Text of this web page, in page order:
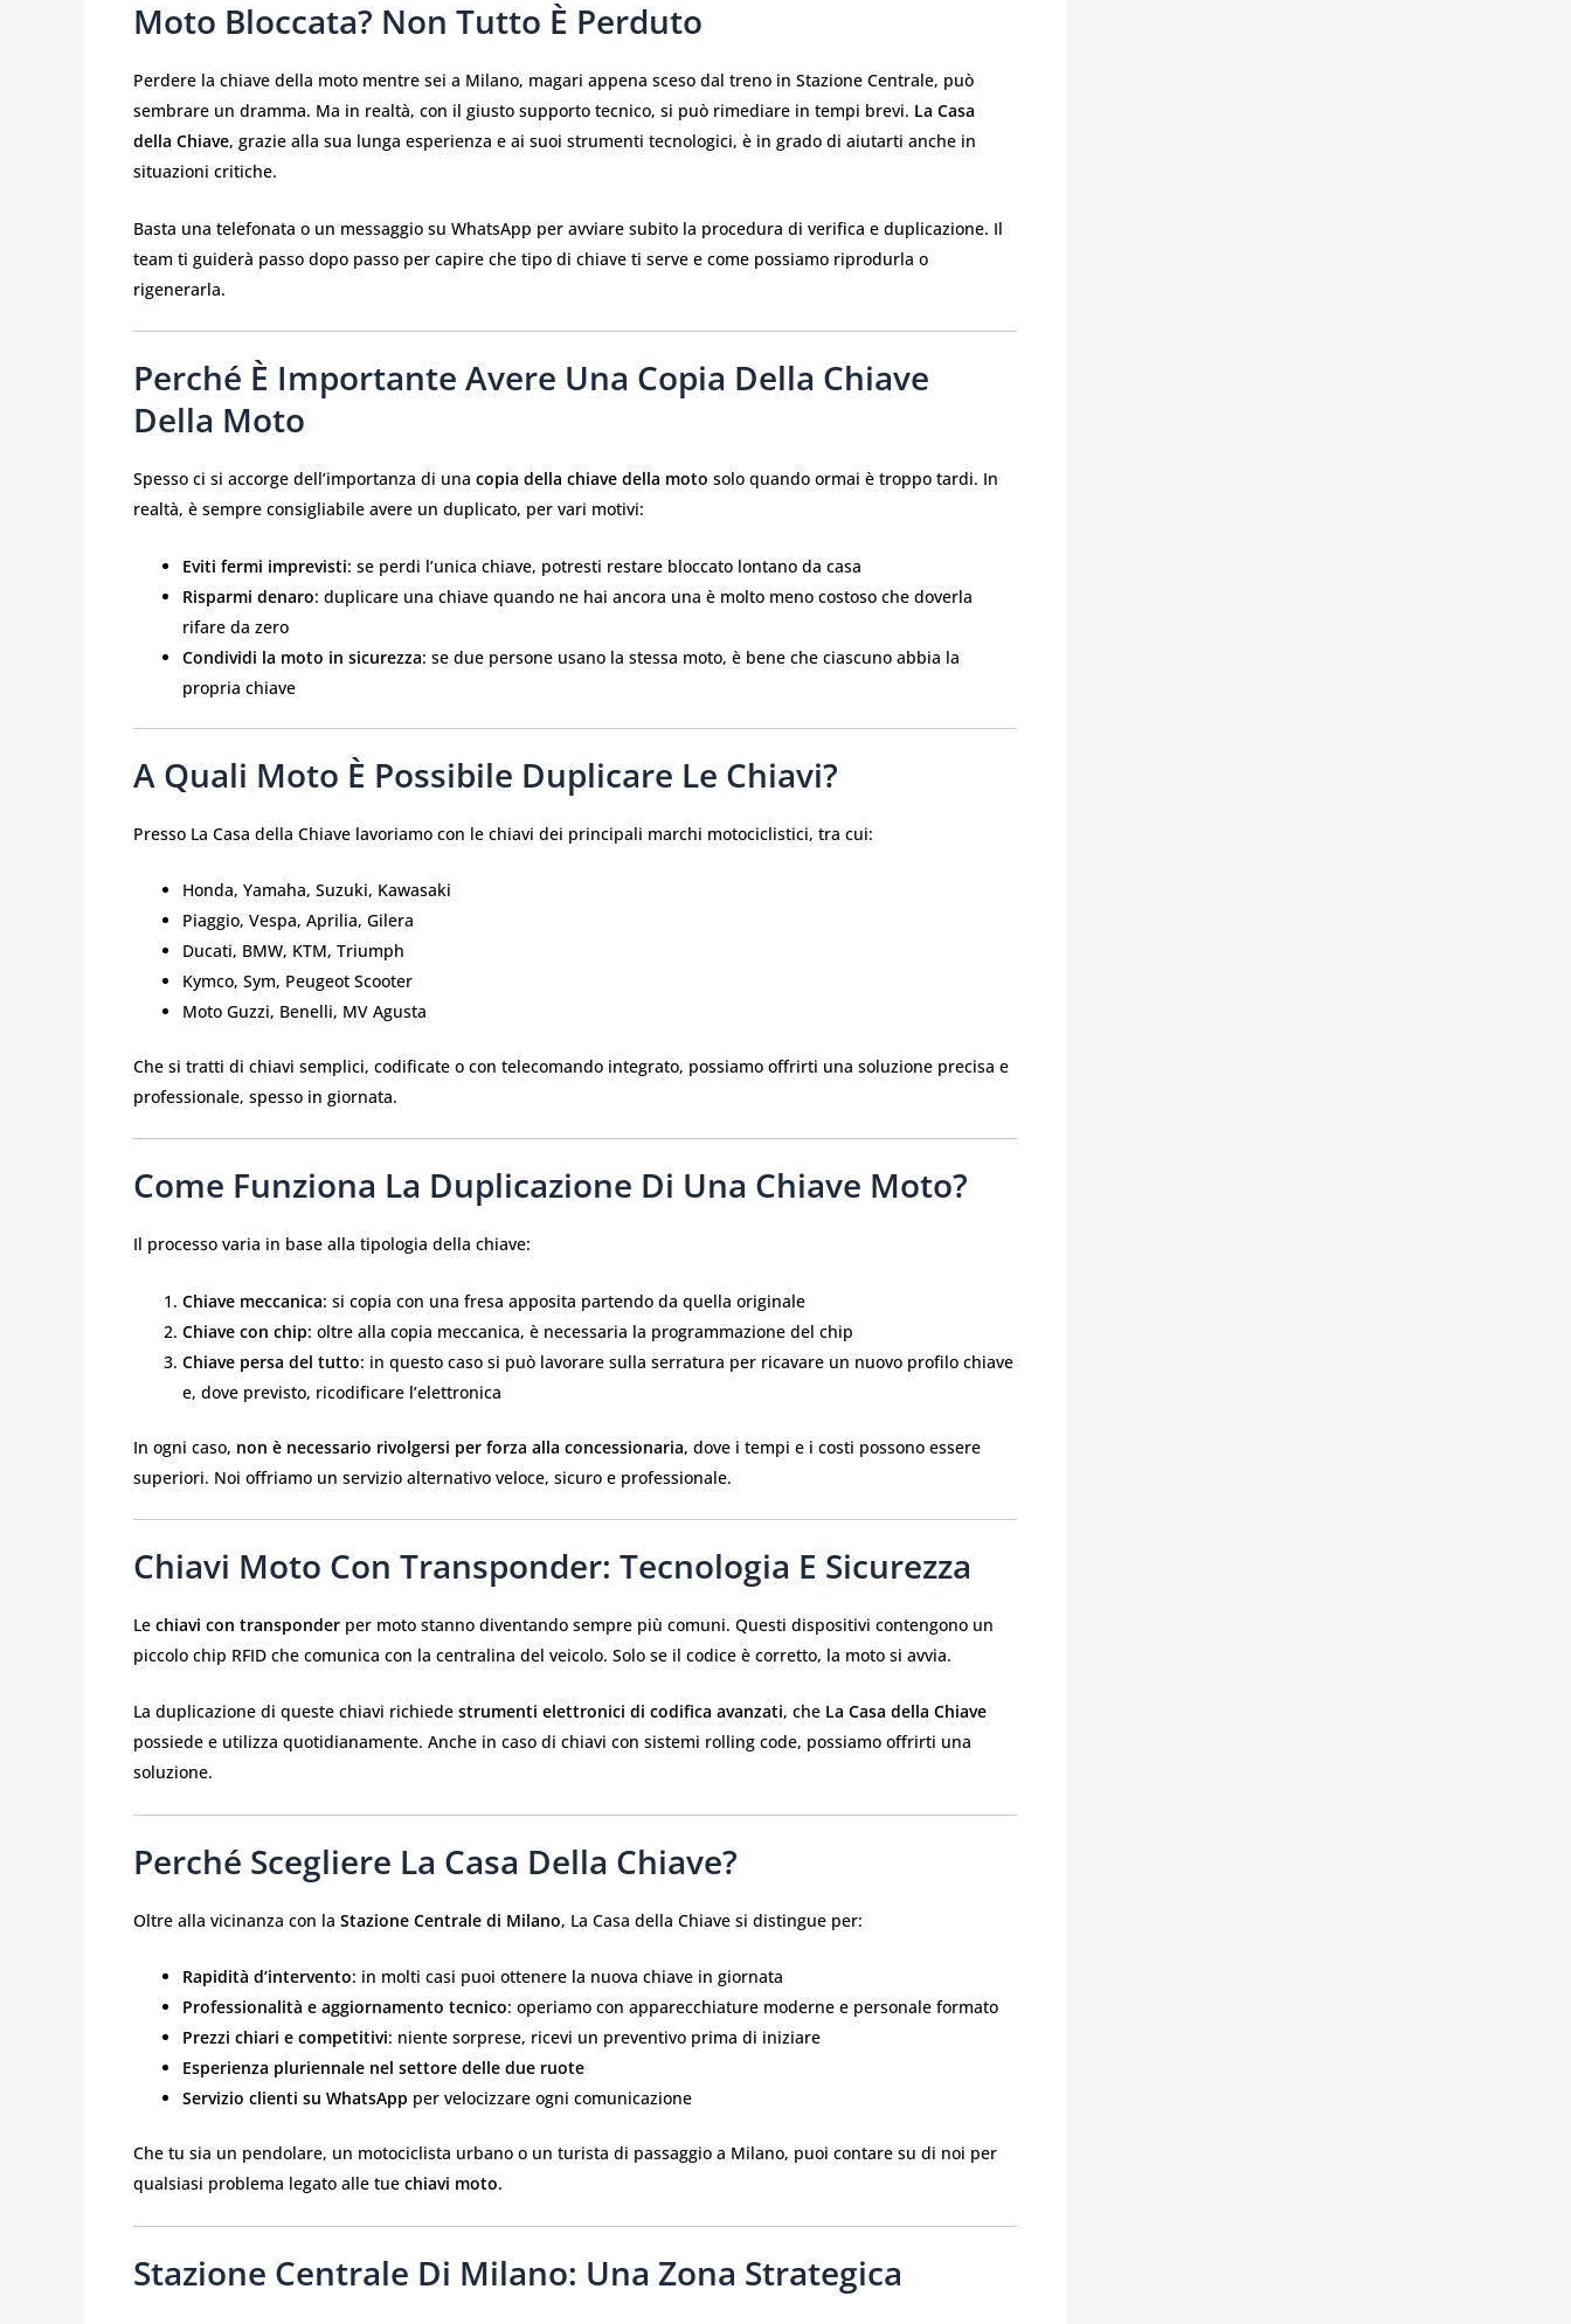
Moto Bloccata? Non Tutto È Perduto
Perdere la chiave della moto mentre sei a Milano, magari appena sceso dal treno in Stazione Centrale, può
sembrare un dramma. Ma in realtà, con il giusto supporto tecnico, si può rimediare in tempi brevi. La Casa
della Chiave, grazie alla sua lunga esperienza e ai suoi strumenti tecnologici, è in grado di aiutarti anche in
situazioni critiche.
Basta una telefonata o un messaggio su WhatsApp per avviare subito la procedura di verifica e duplicazione. Il
team ti guiderà passo dopo passo per capire che tipo di chiave ti serve e come possiamo riprodurla o
rigenerarla.
Perché È Importante Avere Una Copia Della Chiave
Della Moto
Spesso ci si accorge dell’importanza di una copia della chiave della moto solo quando ormai è troppo tardi. In
realtà, è sempre consigliabile avere un duplicato, per vari motivi:
Eviti fermi imprevisti: se perdi l’unica chiave, potresti restare bloccato lontano da casa
Risparmi denaro: duplicare una chiave quando ne hai ancora una è molto meno costoso che doverla
rifare da zero
Condividi la moto in sicurezza: se due persone usano la stessa moto, è bene che ciascuno abbia la
propria chiave
A Quali Moto È Possibile Duplicare Le Chiavi?
Presso La Casa della Chiave lavoriamo con le chiavi dei principali marchi motociclistici, tra cui:
Honda, Yamaha, Suzuki, Kawasaki
Piaggio, Vespa, Aprilia, Gilera
Ducati, BMW, KTM, Triumph
Kymco, Sym, Peugeot Scooter
Moto Guzzi, Benelli, MV Agusta
Che si tratti di chiavi semplici, codificate o con telecomando integrato, possiamo offrirti una soluzione precisa e
professionale, spesso in giornata.
Come Funziona La Duplicazione Di Una Chiave Moto?
Il processo varia in base alla tipologia della chiave:
Chiave meccanica: si copia con una fresa apposita partendo da quella originale
Chiave con chip: oltre alla copia meccanica, è necessaria la programmazione del chip
Chiave persa del tutto: in questo caso si può lavorare sulla serratura per ricavare un nuovo profilo chiave
e, dove previsto, ricodificare l’elettronica
In ogni caso, non è necessario rivolgersi per forza alla concessionaria, dove i tempi e i costi possono essere
superiori. Noi offriamo un servizio alternativo veloce, sicuro e professionale.
Chiavi Moto Con Transponder: Tecnologia E Sicurezza
Le chiavi con transponder per moto stanno diventando sempre più comuni. Questi dispositivi contengono un
piccolo chip RFID che comunica con la centralina del veicolo. Solo se il codice è corretto, la moto si avvia.
La duplicazione di queste chiavi richiede strumenti elettronici di codifica avanzati, che La Casa della Chiave
possiede e utilizza quotidianamente. Anche in caso di chiavi con sistemi rolling code, possiamo offrirti una
soluzione.
Perché Scegliere La Casa Della Chiave?
Oltre alla vicinanza con la Stazione Centrale di Milano, La Casa della Chiave si distingue per:
Rapidità d’intervento: in molti casi puoi ottenere la nuova chiave in giornata
Professionalità e aggiornamento tecnico: operiamo con apparecchiature moderne e personale formato
Prezzi chiari e competitivi: niente sorprese, ricevi un preventivo prima di iniziare
Esperienza pluriennale nel settore delle due ruote
Servizio clienti su WhatsApp per velocizzare ogni comunicazione
Che tu sia un pendolare, un motociclista urbano o un turista di passaggio a Milano, puoi contare su di noi per
qualsiasi problema legato alle tue chiavi moto.
Stazione Centrale Di Milano: Una Zona Strategica